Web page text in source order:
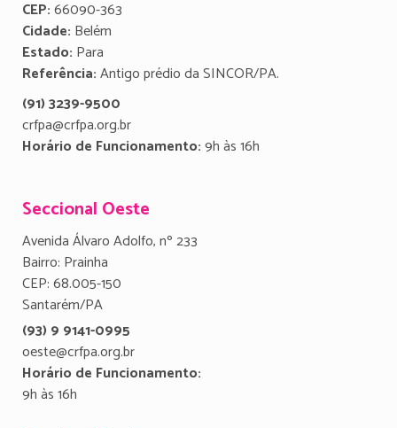
CEP:66090-363
Cidade: Belém
Estado: Para
Referência:Antigo prédio da SINCOR/PA.
(91) 3239-9500
crfpa@crfpa.org.br
Horário de Funcionamento:9h às 16h
Seccional Oeste
Avenida Álvaro Adolfo, nº 233
Bairro: Prainha
CEP: 68.005-150
Santarém/PA
(93) 9 9141-0995
oeste@crfpa.org.br
Horário de Funcionamento:
9h às 16h